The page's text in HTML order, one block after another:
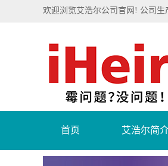
欢迎浏览艾浩尔公司官网! 公司生
首页 艾浩尔简